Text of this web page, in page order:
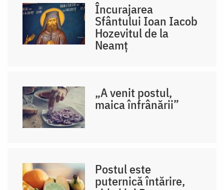
Încurajarea
Sfântului Ioan Iacob
Hozevitul de la
Neamț
„A venit postul,
maica înfrânării”
Postul este
puternică întărire,